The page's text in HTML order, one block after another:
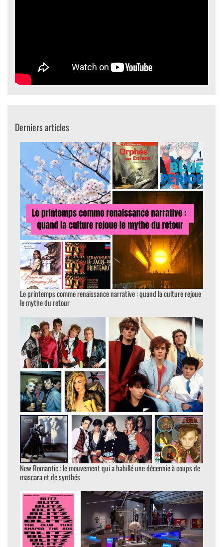
Derniers articles
Le printemps comme renaissance narrative : quand la culture rejoue
le mythe du retour
New Romantic : le mouvement qui a habillé une décennie à coups de
mascara et de synthés